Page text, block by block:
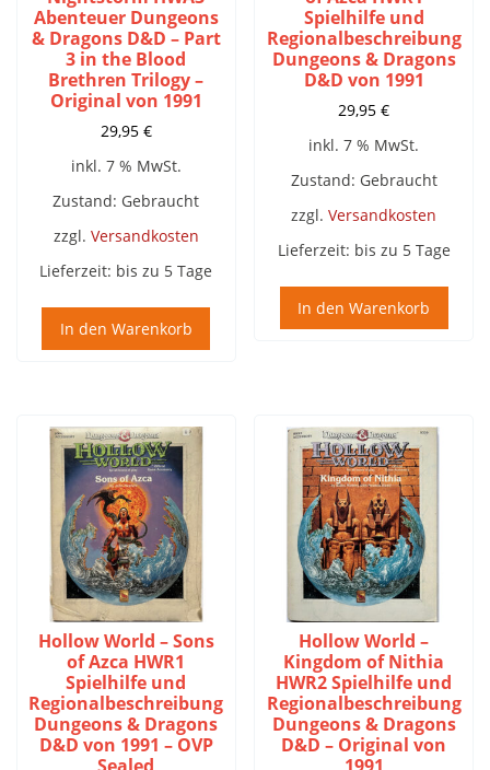
Abenteuer Dungeons
& Dragons D&D – Part
3 in the Blood
Brethren Trilogy –
Original von 1991
29,95 €
inkl. 7 % MwSt.
Zustand: Gebraucht
zzgl. Versandkosten
Lieferzeit: bis zu 5 Tage
In den Warenkorb
Spielhilfe und
Regionalbeschreibung
Dungeons & Dragons
D&D von 1991
29,95€
inkl. 7 % MwSt.
Zustand: Gebraucht
zzgl.Versandkosten
Lieferzeit: bis zu 5 Tage
In den Warenkorb
Hollow World – Sons
of Azca HWR1
Spielhilfe und
Regionalbeschreibung
Dungeons & Dragons
D&D von 1991 – OVP
Hollow World –
Kingdom of Nithia
HWR2 Spielhilfe und
Regionalbeschreibung
Dungeons & Dragons
D&D – Original von